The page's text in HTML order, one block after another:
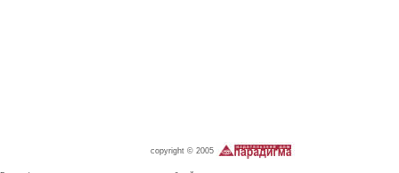
copyright © 2005